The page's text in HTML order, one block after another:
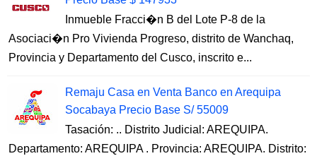
Inmueble Fracci�n B del Lote P-8 de la
Asociaci�n Pro Vivienda Progreso, distrito de Wanchaq,
Provincia y Departamento del Cusco, inscrito e...
Remaju Casa en Venta Banco en Arequipa
Socabaya Precio Base S/ 55009
Tasación: .. Distrito Judicial: AREQUIPA.
Departamento: AREQUIPA . Provincia: AREQUIPA. Distrito: